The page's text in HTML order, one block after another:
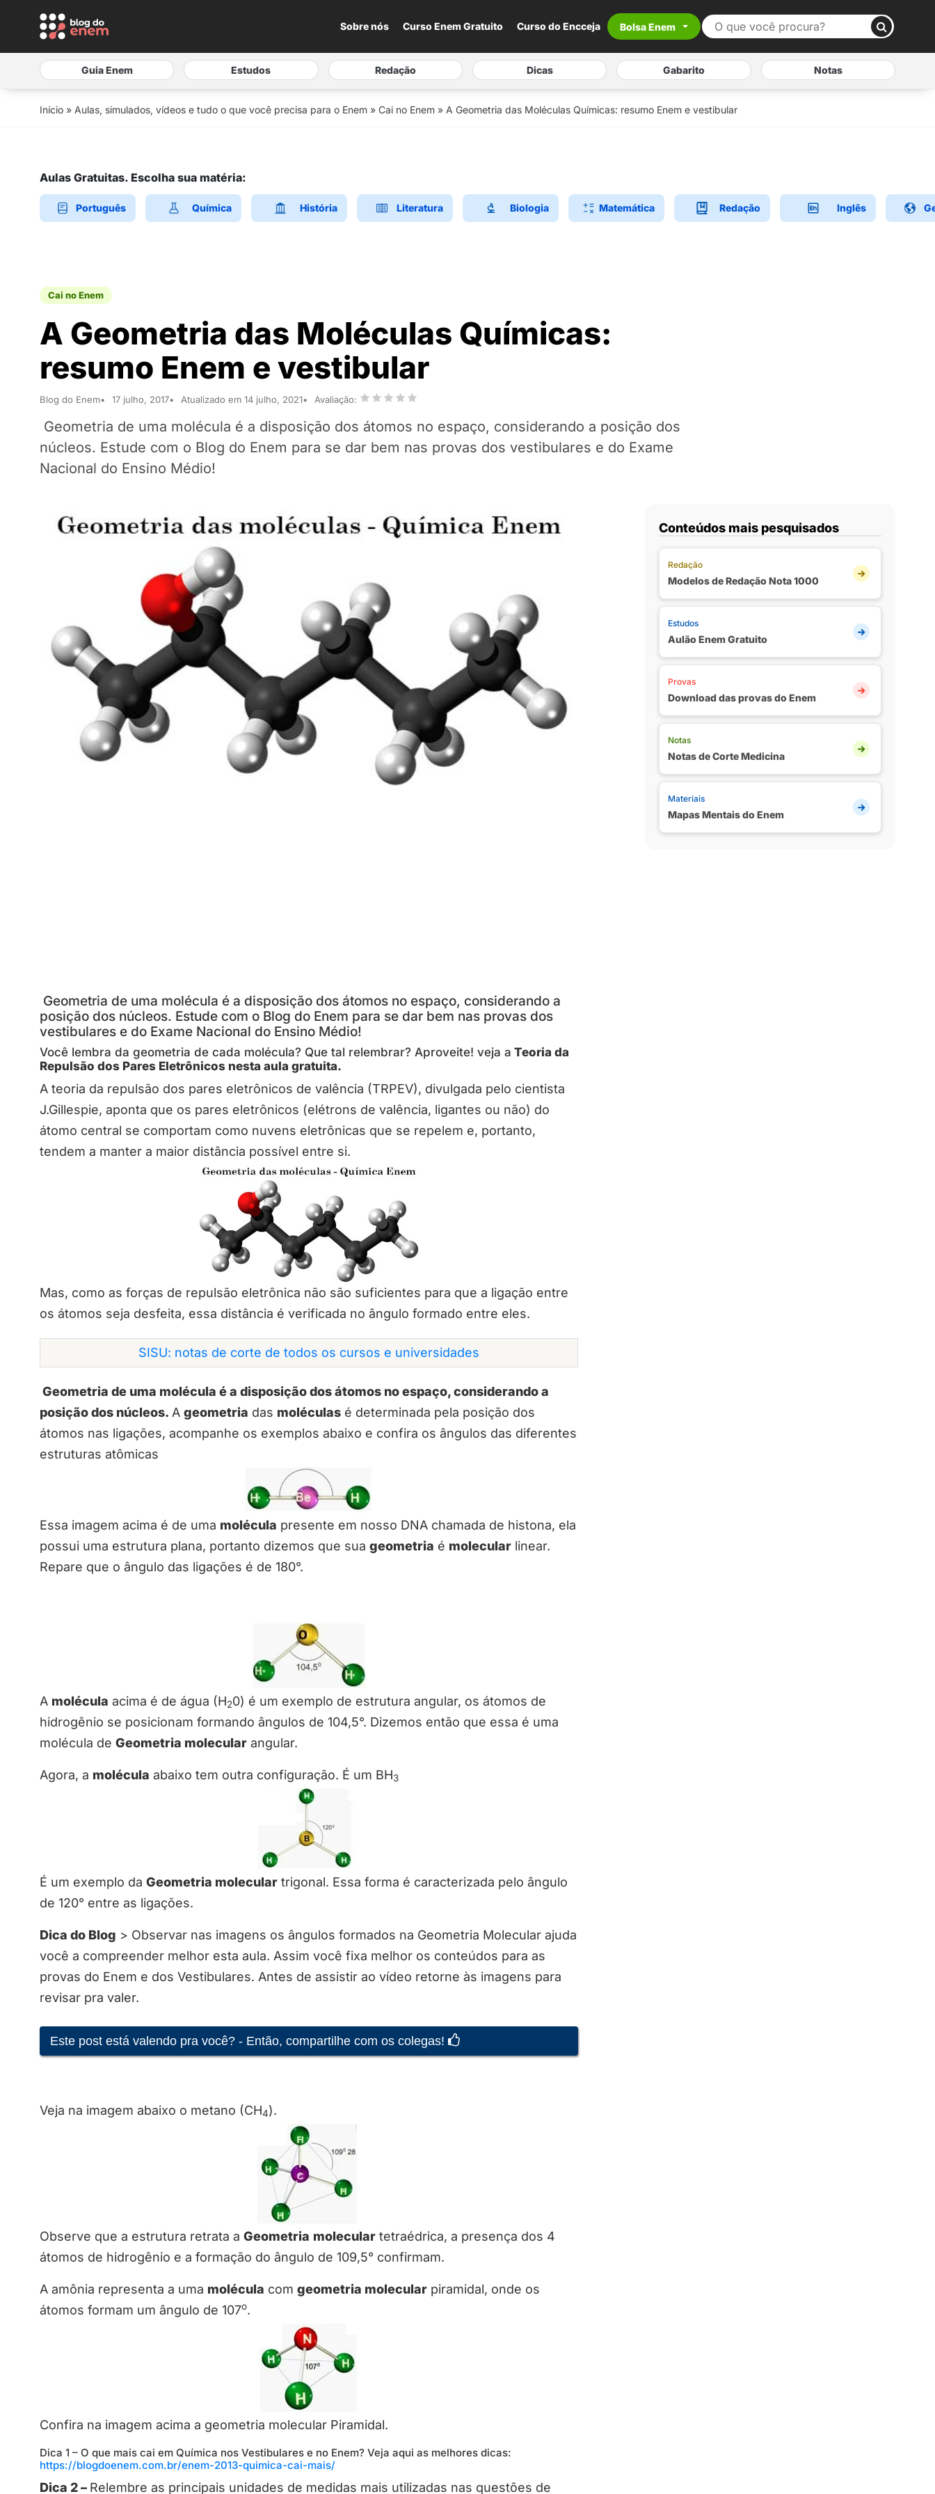
Sobre nós Curso Enem Gratuito Curso do Encceja Bolsa Enem
Guia Enem Estudos Redação Dicas Gabarito Notas
Início » Aulas, simulados, vídeos e tudo o que você precisa para o Enem » Cai no Enem » A Geometria das Moléculas Químicas: resumo Enem e vestibular
Aulas Gratuitas. Escolha sua matéria:
Português Química História Literatura Biologia Matemática Redação Inglês
Cai no Enem
A Geometria das Moléculas Químicas:
resumo Enem e vestibular
Blog do Enem 17 julho, 2017 Atualizado em 14 julho, 2021 Avaliação:
Geometria de uma molécula é a disposição dos átomos no espaço, considerando a posição dos
núcleos. Estude com o Blog do Enem para se dar bem nas provas dos vestibulares e do Exame
Nacional do Ensino Médio!
Geometria de uma molécula é a disposição dos átomos no espaço, considerando a
posição dos núcleos. Estude com o Blog do Enem para se dar bem nas provas dos
vestibulares e do Exame Nacional do Ensino Médio!
Você lembra da geometria de cada molécula? Que tal relembrar? Aproveite! veja a Teoria da
Repulsão dos Pares Eletrônicos nesta aula gratuita.
A teoria da repulsão dos pares eletrônicos de valência (TRPEV), divulgada pelo cientista
J.Gillespie, aponta que os pares eletrônicos (elétrons de valência, ligantes ou não) do
átomo central se comportam como nuvens eletrônicas que se repelem e, portanto,
tendem a manter a maior distância possível entre si.
Mas, como as forças de repulsão eletrônica não são suficientes para que a ligação entre
os átomos seja desfeita, essa distância é verificada no ângulo formado entre eles.
SISU: notas de corte de todos os cursos e universidades
Geometria de uma molécula é a disposição dos átomos no espaço, considerando a
posição dos núcleos. A geometria das moléculas é determinada pela posição dos
átomos nas ligações, acompanhe os exemplos abaixo e confira os ângulos das diferentes
estruturas atômicas
Essa imagem acima é de uma molécula presente em nosso DNA chamada de histona, ela
possui uma estrutura plana, portanto dizemos que sua geometria é molecular linear.
Repare que o ângulo das ligações é de 180°.
A molécula acima é de água (H20) é um exemplo de estrutura angular, os átomos de
hidrogênio se posicionam formando ângulos de 104,5°. Dizemos então que essa é uma
molécula de Geometria molecular angular.
Agora, a molécula abaixo tem outra configuração. É um BH3
É um exemplo da Geometria molecular trigonal. Essa forma é caracterizada pelo ângulo
de 120° entre as ligações.
Dica do Blog > Observar nas imagens os ângulos formados na Geometria Molecular ajuda
você a compreender melhor esta aula. Assim você fixa melhor os conteúdos para as
provas do Enem e dos Vestibulares. Antes de assistir ao vídeo retorne às imagens para
revisar pra valer.
Este post está valendo pra você? - Então, compartilhe com os colegas!
Veja na imagem abaixo o metano (CH4).
Observe que a estrutura retrata a Geometria molecular tetraédrica, a presença dos 4
átomos de hidrogênio e a formação do ângulo de 109,5° confirmam.
A amônia representa a uma molécula com geometria molecular piramidal, onde os
átomos formam um ângulo de 107o.
Confira na imagem acima a geometria molecular Piramidal.
Dica 1 – O que mais cai em Química nos Vestibulares e no Enem? Veja aqui as melhores dicas:
https://blogdoenem.com.br/enem-2013-quimica-cai-mais/
Dica 2 – Relembre as principais unidades de medidas mais utilizadas nas questões de
Conteúdos mais pesquisados
Redação
Modelos de Redação Nota 1000
Estudos
Aulão Enem Gratuito
Provas
Download das provas do Enem
Notas
Notas de Corte Medicina
Materiais
Mapas Mentais do Enem